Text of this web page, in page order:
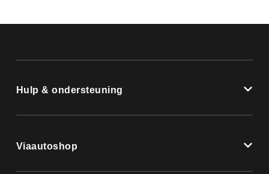
Hulp & ondersteuning
Viaautoshop